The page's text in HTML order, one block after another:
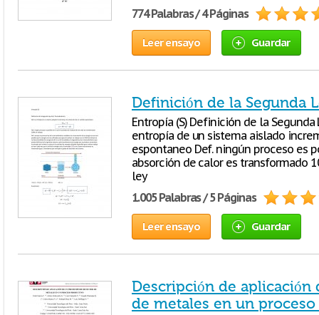
774 Palabras / 4 Páginas
Leer ensayo Guardar
Definición de la Segunda
Entropía (S) Definición de la
entropía de un sistema aislado
espontaneo Def. ningún proceso es
absorción de calor es transformado
ley
1.005 Palabras / 5 Páginas
Leer ensayo Guardar
Descripción de
de metales en un